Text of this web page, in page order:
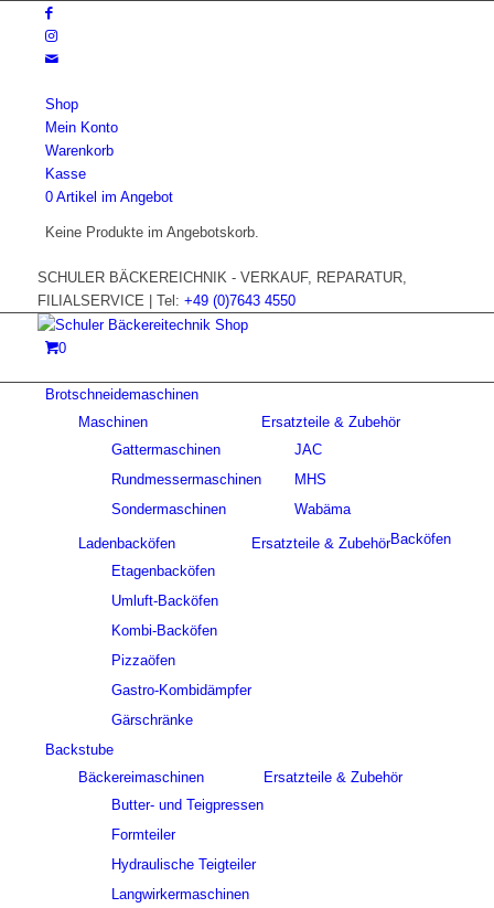
Shop
Mein Konto
Warenkorb
Kasse
0 Artikel im Angebot
Keine Produkte im Angebotskorb.
SCHULER BÄCKEREICHNIK - VERKAUF, REPARATUR,
FILIALSERVICE | Tel: +49 (0)7643 4550
0
Brotschneidemaschinen
Maschinen
Gattermaschinen
Rundmessermaschinen
Sondermaschinen
Ersatzteile & Zubehör
JAC
MHS
Wabäma
Backöfen
Ladenbacköfen
Etagenbacköfen
Umluft-Backöfen
Kombi-Backöfen
Pizzaöfen
Gastro-Kombidämpfer
Gärschränke
Ersatzteile & Zubehör
Backstube
Bäckereimaschinen
Butter- und Teigpressen
Formteiler
Hydraulische Teigteiler
Langwirkermaschinen
Ersatzteile & Zubehör